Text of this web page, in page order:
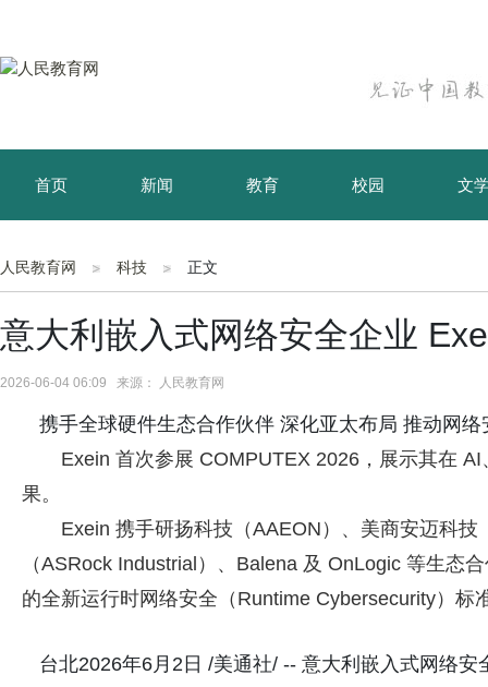
首页 新闻 教育 校园 文
育儿 资讯
人民教育网 科技 正文
意大利嵌入式网络安全企业
2026-06-04 06:09 来源： 人民教育网
携手全球硬件生态合作伙伴 深化亚太布局 推动网络
Exein 首次参展 COMPUTEX 2026，展示其在
果。
Exein 携手研扬科技（AAEON）、美商安迈科
（ASRock Industrial）、Balena 及 OnLogic 等生态
的全新运行时网络安全（Runtime Cybersecurity）标
台北2026年6月2日 /美通社/ -- 意大利嵌入式网络